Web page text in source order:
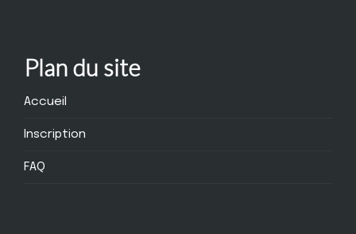
Plan du site
Accueil
Inscription
FAQ